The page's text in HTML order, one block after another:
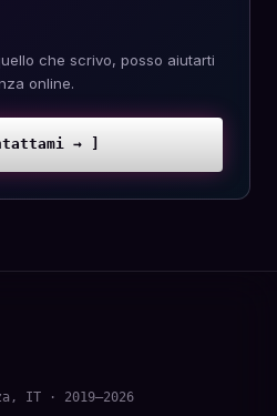
che scrivo, posso aiutarti
online.
→ ]
IT · 2019—2026